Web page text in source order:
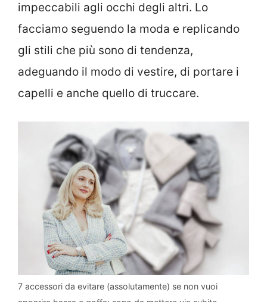
impeccabili agli occhi degli altri. Lo
facciamo seguendo la moda e replicando
gli stili che più sono di tendenza,
adeguando il modo di vestire, di portare i
capelli e anche quello di truccare.
7 accessori da evitare (assolutamente) se non vuoi